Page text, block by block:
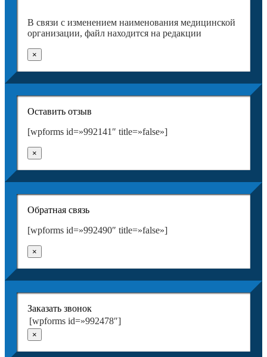
В связи с изменением наименования медицинской
организации, файл находится на редакции
×
Оставить отзыв
[wpforms id=»992141″ title=»false»]
×
Обратная связь
[wpforms id=»992490″ title=»false»]
×
Заказать звонок
[wpforms id=»992478″]
×